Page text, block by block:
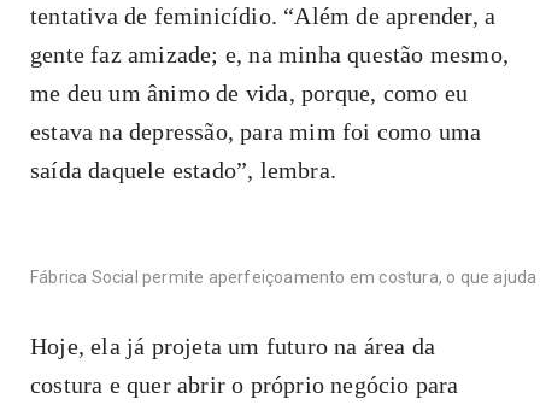
tentativa de feminicídio. “Além de aprender, a
gente faz amizade; e, na minha questão mesmo,
me deu um ânimo de vida, porque, como eu
estava na depressão, para mim foi como uma
saída daquele estado”, lembra.
Fábrica Social permite aperfeiçoamento em costura, o que
Hoje, ela já projeta um futuro na área da
costura e quer abrir o próprio negócio para